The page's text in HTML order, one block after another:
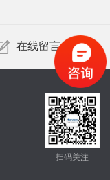
在线留言
扫码关注